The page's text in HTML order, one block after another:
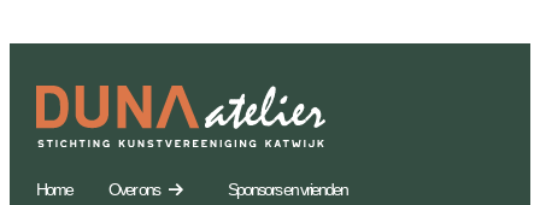
Home
Over ons
Sponsors en vrienden